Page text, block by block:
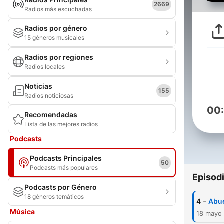
Radios más escuchadas
2669
Radios por género
15 géneros musicales
Radios por regiones
Radios locales
Noticias
Radios noticiosas
155
Recomendadas
Lista de las mejores radios
Podcasts
Podcasts Principales
Podcasts más populares
50
Podcasts por Género
18 géneros temáticos
Música
4 -
18